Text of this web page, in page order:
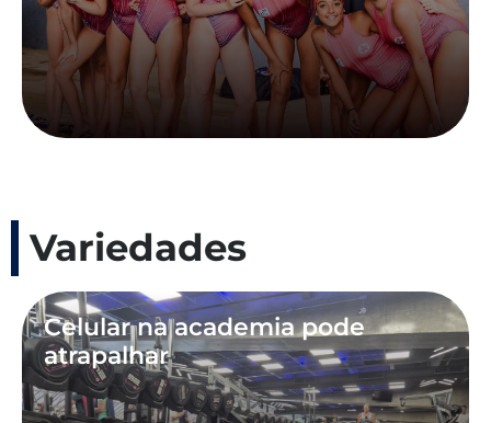
Variedades
Celular na academia pode
atrapalhar